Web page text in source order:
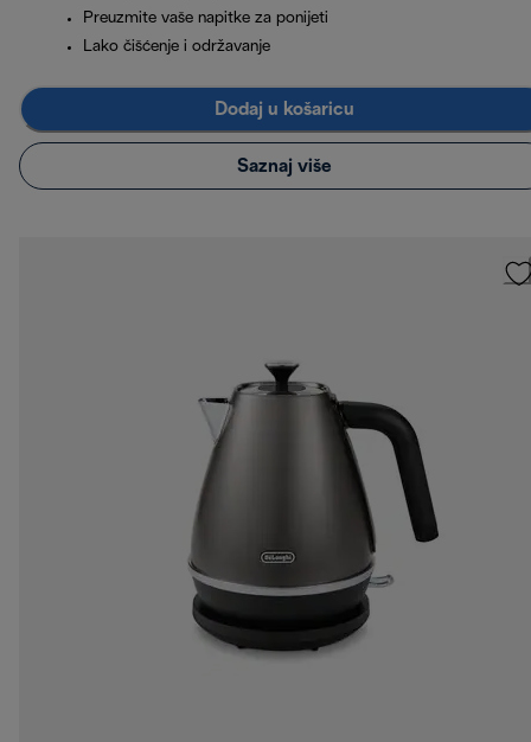
Preuzmite vaše napitke za ponijeti
Lako čišćenje i održavanje
Dodaj u košaricu
Saznaj više